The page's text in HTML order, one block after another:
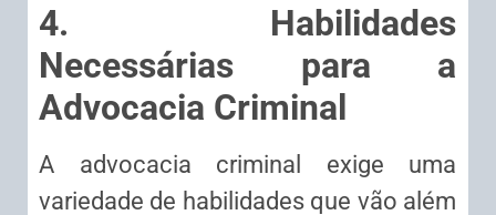
4. Habilidades
Necessárias para a
Advocacia Criminal
A advocacia criminal exige uma
variedade de habilidades que vão além